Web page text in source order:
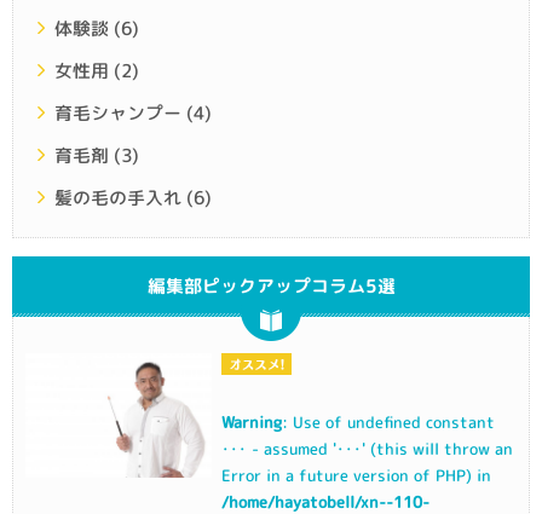
体験談 (6)
女性用 (2)
育毛シャンプー (4)
育毛剤 (3)
髪の毛の手入れ (6)
編集部ピックアップコラム5選
Warning: Use of undefined constant
･･･ - assumed '･･･' (this will throw an
Error in a future version of PHP) in
/home/hayatobell/xn--110-